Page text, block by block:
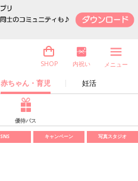
赤ちゃん・育児 妊活
SHOP 内祝い メニュー
優待パス
SNS キャンペーン 写真スタジオ